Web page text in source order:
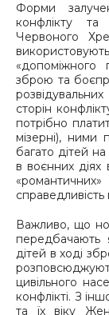
Форми
конфлікту та
Червоного
«допоміжного
зброю та
сторін
потрібно
мізерні), ними
багато дітей
в воєнних діях
справедливість
Важливо, що
передбачають
дітей в ході
цивільного
конфлікті. З
та їх віку